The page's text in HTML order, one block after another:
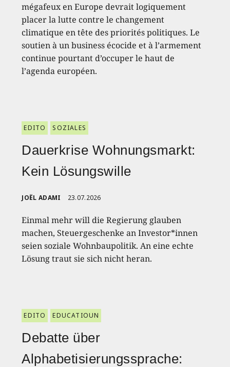
mégafeux en Europe devrait logiquement
placer la lutte contre le changement
climatique en tête des priorités politiques. Le
soutien à un business écocide et à l’armement
continue pourtant d’occuper le haut de
l’agenda européen.
EDITO SOZIALES
Dauerkrise Wohnungsmarkt:
Kein Lösungswille
JOËL ADAMI 23.07.2026
Einmal mehr will die Regierung glauben
machen, Steuergeschenke an Investor*innen
seien soziale Wohnbaupolitik. An eine echte
Lösung traut sie sich nicht heran.
EDITO EDUCATIOUN
Debatte über
Alphabetisierungssprache: